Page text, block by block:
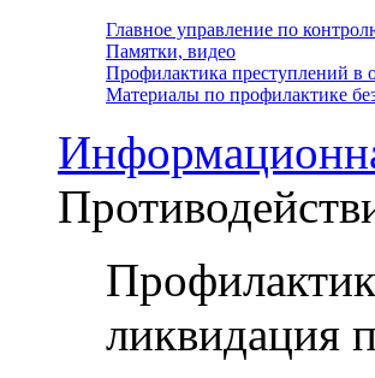
Главное управление по
Памятки, видео
Профилактика преступлений в
Материалы по профилактике
ликвидация